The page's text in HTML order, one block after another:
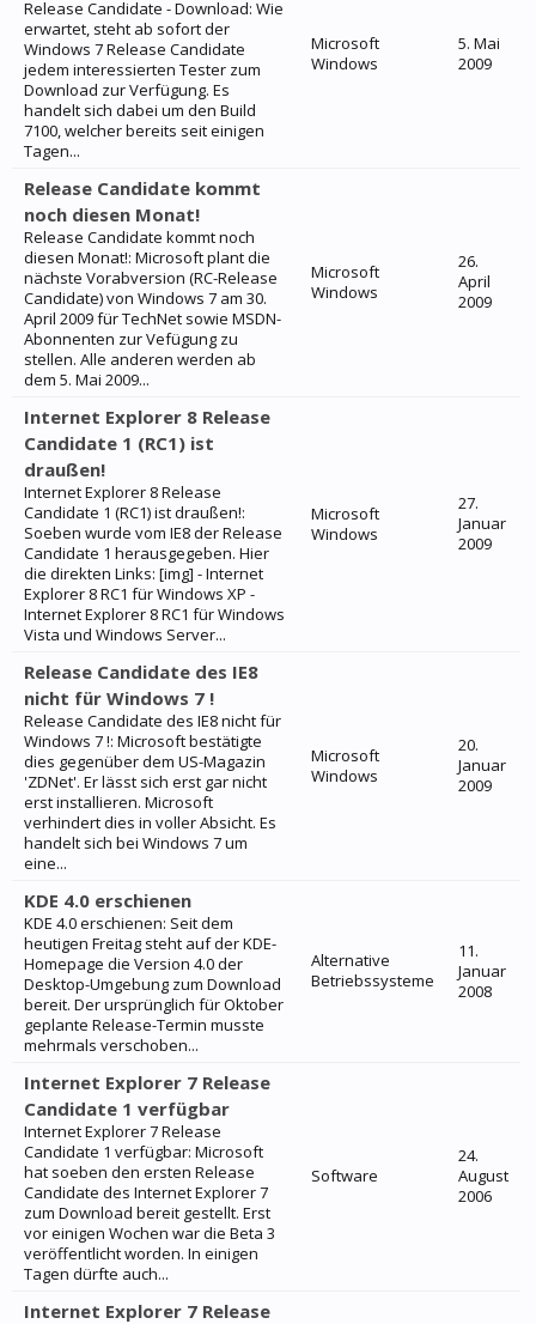
Release Candidate - Download: Wie
erwartet, steht ab sofort der
Windows 7 Release Candidate
jedem interessierten Tester zum
Download zur Verfügung. Es
handelt sich dabei um den Build
7100, welcher bereits seit einigen
Tagen...
Microsoft
Windows
5. Mai
2009
Release Candidate kommt
noch diesen Monat!
Release Candidate kommt noch
diesen Monat!: Microsoft plant die
nächste Vorabversion (RC-Release
Candidate) von Windows 7 am 30.
April 2009 für TechNet sowie MSDN-
Abonnenten zur Vefügung zu
stellen. Alle anderen werden ab
dem 5. Mai 2009...
Microsoft
Windows
26.
April
2009
Internet Explorer 8 Release
Candidate 1 (RC1) ist
draußen!
Internet Explorer 8 Release
Candidate 1 (RC1) ist draußen!:
Soeben wurde vom IE8 der Release
Candidate 1 herausgegeben. Hier
die direkten Links: [img] - Internet
Explorer 8 RC1 für Windows XP -
Internet Explorer 8 RC1 für Windows
Vista und Windows Server...
Microsoft
Windows
27.
Januar
2009
Release Candidate des IE8
nicht für Windows 7 !
Release Candidate des IE8 nicht für
Windows 7 !: Microsoft bestätigte
dies gegenüber dem US-Magazin
'ZDNet'. Er lässt sich erst gar nicht
erst installieren. Microsoft
verhindert dies in voller Absicht. Es
handelt sich bei Windows 7 um
eine...
Microsoft
Windows
20.
Januar
2009
KDE 4.0 erschienen
KDE 4.0 erschienen: Seit dem
heutigen Freitag steht auf der KDE-
Homepage die Version 4.0 der
Desktop-Umgebung zum Download
bereit. Der ursprünglich für Oktober
geplante Release-Termin musste
mehrmals verschoben...
Alternative
Betriebssysteme
11.
Januar
2008
Internet Explorer 7 Release
Candidate 1 verfügbar
Internet Explorer 7 Release
Candidate 1 verfügbar: Microsoft
hat soeben den ersten Release
Candidate des Internet Explorer 7
zum Download bereit gestellt. Erst
vor einigen Wochen war die Beta 3
veröffentlicht worden. In einigen
Tagen dürfte auch...
Software
24.
August
2006
Internet Explorer 7 Release